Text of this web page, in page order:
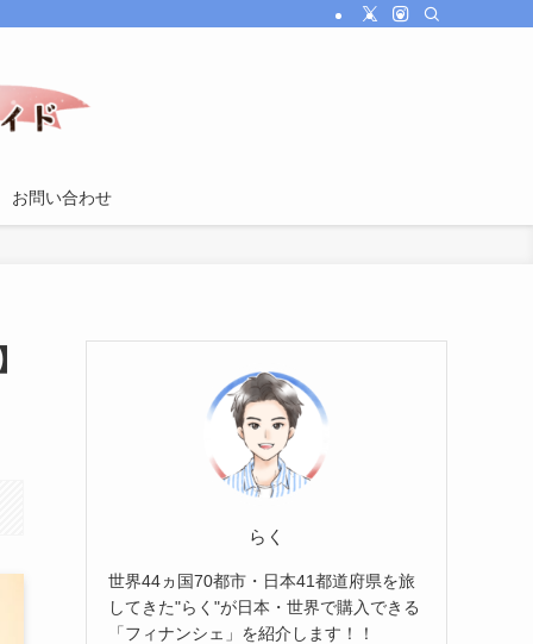
お問い合わせ
らく
世界44ヵ国70都市・日本41都道府県を旅
してきた"らく"が日本・世界で購入できる
「フィナンシェ」を紹介します！！